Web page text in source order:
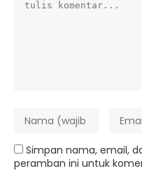
Simpan nama, email,
peramban ini untuk